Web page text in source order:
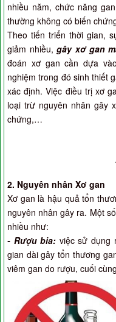
nhiều năm, chức năng
thường không có biến
Theo tiến triển thời gian,
giảm nhiều,gây xơ gan
đoán xơ gan cần dựa
nghiệm trong đó sinh thiết
xác định. Việc điều trị xơ
loại trừ nguyên nhân gây
chứng,…
2. Nguyên nhân Xơ gan
Xơ gan là hậu quả tổn
nguyên nhân gây ra. Một
nhiều như:
- Rượu bia: việc sử dụng
gian dài gây tổn thương
viêm gan do rượu, cuối